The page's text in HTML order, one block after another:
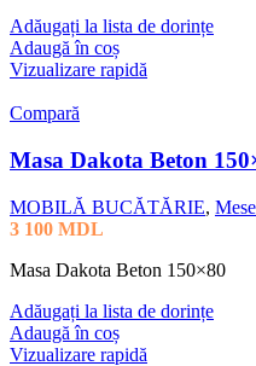
Adăugați la lista de dorințe
Adaugă în coș
Vizualizare rapidă
Compară
Masa Dakota Beton
MOBILĂ BUCĂTĂRIE,
3 100 MDL
Masa Dakota Beton 150×80
Adăugați la lista de dorințe
Adaugă în coș
Vizualizare rapidă